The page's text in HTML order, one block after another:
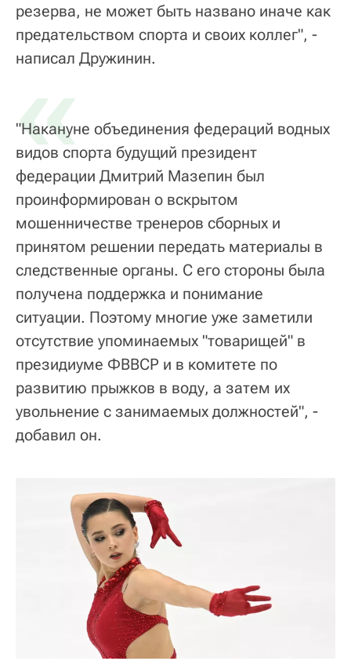
резерва, не может быть названо иначе как
предательством спорта и своих коллег", -
написал Дружинин.
«
"Накануне объединения федераций водных
видов спорта будущий президент
федерации Дмитрий Мазепин был
проинформирован о вскрытом
мошенничестве тренеров сборных и
принятом решении передать материалы в
следственные органы. С его стороны была
получена поддержка и понимание
ситуации. Поэтому многие уже заметили
отсутствие упоминаемых "товарищей" в
президиуме ФВВСР и в комитете по
развитию прыжков в воду, а затем их
увольнение с занимаемых должностей", -
добавил он.